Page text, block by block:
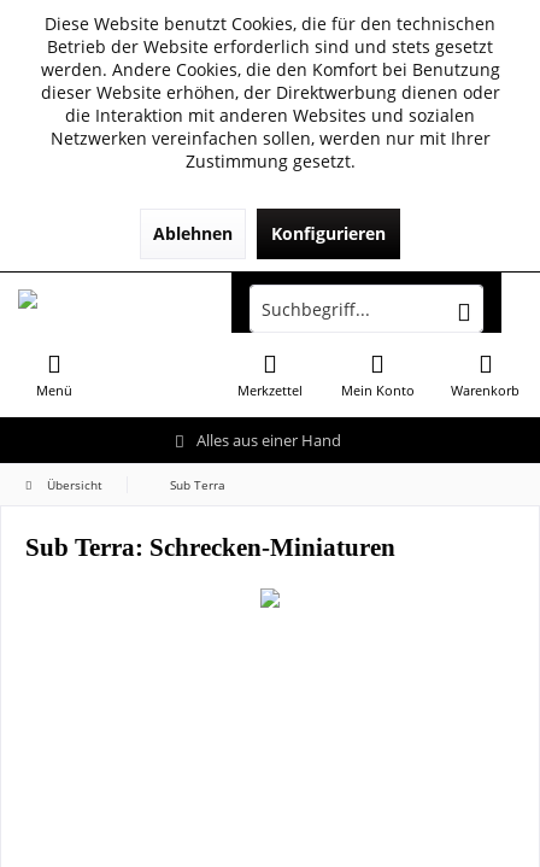
Diese Website benutzt Cookies, die für den technischen
Betrieb der Website erforderlich sind und stets gesetzt
werden. Andere Cookies, die den Komfort bei Benutzung
dieser Website erhöhen, der Direktwerbung dienen oder
die Interaktion mit anderen Websites und sozialen
Netzwerken vereinfachen sollen, werden nur mit Ihrer
Zustimmung gesetzt.
Ablehnen Konfigurieren
Alles aus einer Hand
Menü Warenkorb
Merkzettel Mein Konto
Übersicht Sub Terra
Sub Terra: Schrecken-Miniaturen